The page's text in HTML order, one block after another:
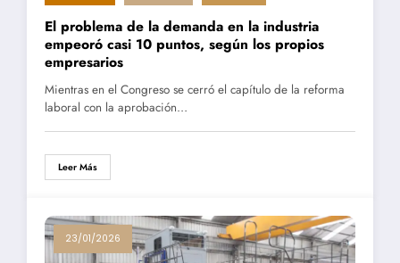
El problema de la demanda en la industria
empeoró casi 10 puntos, según los propios
empresarios
Mientras en el Congreso se cerró el capítulo de la reforma
laboral con la aprobación…
Leer Más
23/01/2026